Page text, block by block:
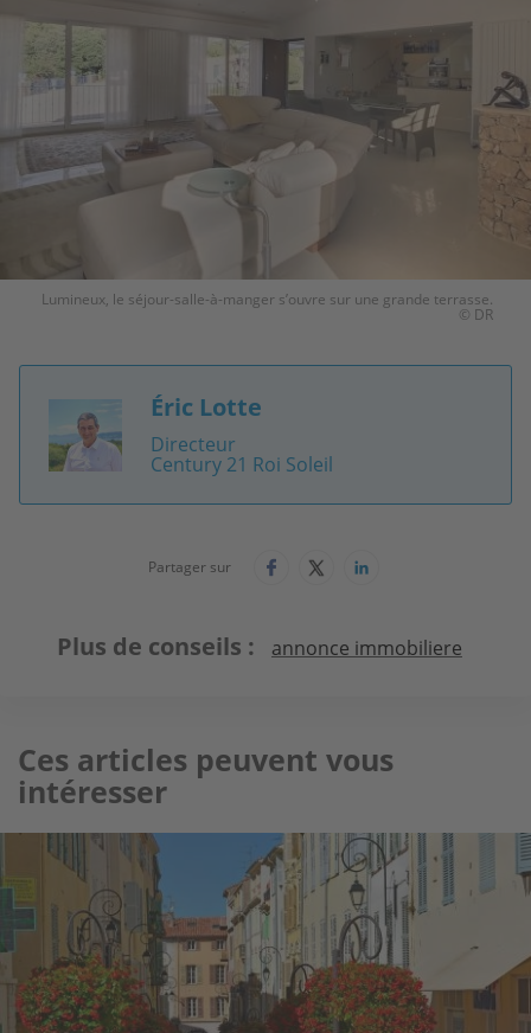
Lumineux, le séjour-salle-à-manger s’ouvre sur une grande terrasse.
© DR
Image Éric Lotte
Directeur
Century 21 Roi Soleil
Partager sur
Plus de conseils annonce immobiliere
Ces articles peuvent vous
intéresser